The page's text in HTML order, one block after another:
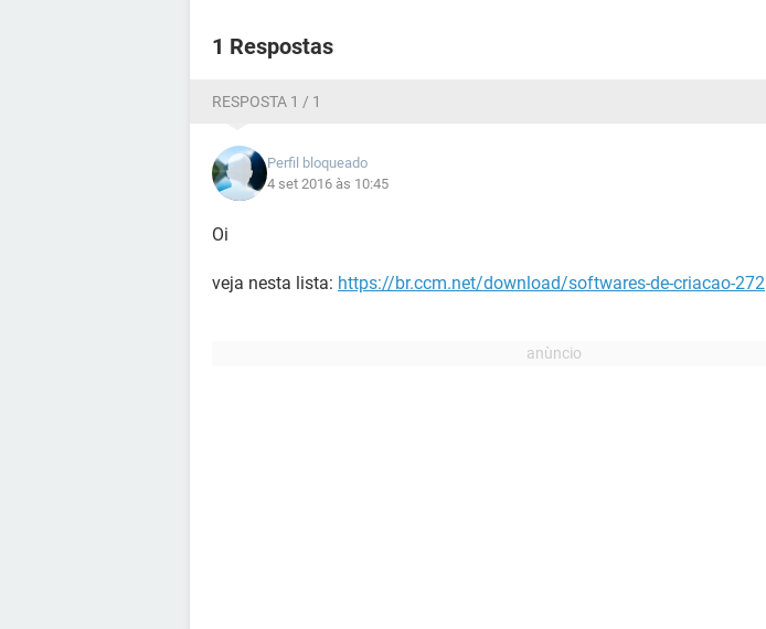
1 Respostas
RESPOSTA 1 / 1
Perfil bloqueado
4 set 2016 às 10:45
Oi
veja nesta lista: https://br.ccm.net/download/softwares-de-criacao-272